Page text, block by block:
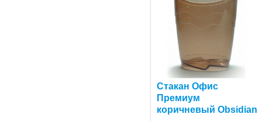
Стакан Офис
Премиум
коричневый Obsidian